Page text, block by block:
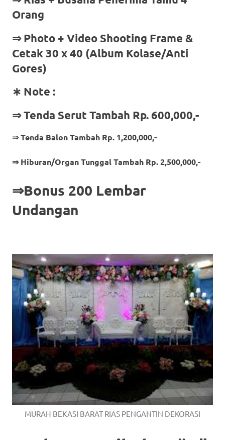
Orang
⇒Photo + Video Shooting Frame &
Cetak 30 x 40 (Album Kolase/Anti
Gores)
∗ Note :
⇒ Tenda Serut Tambah Rp. 600,000,-
⇒ Tenda Balon Tambah Rp. 1,200,000,-
⇒ Hiburan/Organ Tunggal Tambah Rp. 2,500,000,-
⇒Bonus 200 Lembar
Undangan
MURAH BEKASI BARAT RIAS PENGANTIN DEKORASI